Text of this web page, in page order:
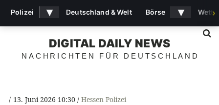
DIGITAL DAILY NEWS
NACHRICHTEN FÜR DEUTSCHLAND
13. Juni 2026 10:30 Hessen Polizei
Polizei ▾ Deutschland & Welt Börse ▾ ›